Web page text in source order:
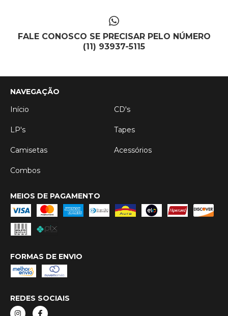
FALE CONOSCO SE PRECISAR PELO NÚMERO
(11) 93937-5115
NAVEGAÇÃO
Início
CD's
LP's Tapes
Camisetas Acessórios
Combos
MEIOS DE PAGAMENTO
FORMAS DE ENVIO
REDES SOCIAIS